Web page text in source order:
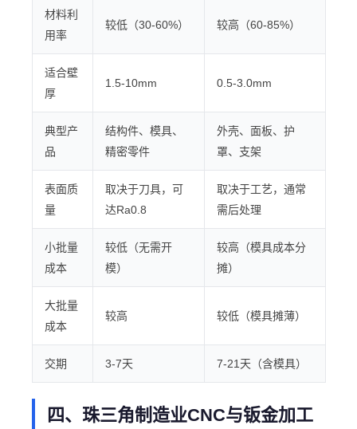
材料利
用率
较低（30-60%） 较高（60-85%）
适合壁
厚
1.5-10mm 0.5-3.0mm
典型产
品
结构件、模具、
精密零件
外壳、面板、护
罩、支架
表面质
量
取决于刀具，可
达Ra0.8
取决于工艺，通常
需后处理
小批量
成本
较低（无需开
模）
较高（模具成本分
摊）
大批量
成本
较高 较低（模具摊薄）
交期 3-7天 7-21天（含模具）
四、珠三角制造业CNC与钣金加工